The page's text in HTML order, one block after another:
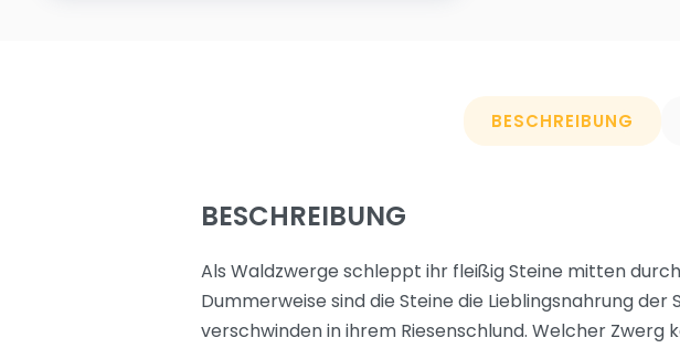
BESCHREIBUNG
BESCHREIBUNG
Als Waldzwerge schleppt ihr fleißig Steine mitten
Dummerweise sind die Steine die Lieblingsnahrung
verschwinden in ihrem Riesenschlund. Welcher Zwerg